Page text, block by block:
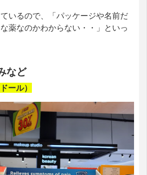
いるので、「パッケージや名前だ
薬なのかわからない・・」といっ
など
ール）